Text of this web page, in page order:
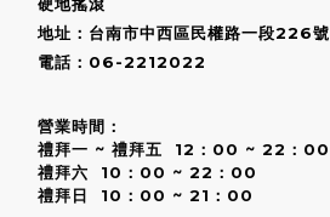
地址：台南市中西區民權路一段226號
電話：06-2212022
營業時間：
禮拜一 ~ 禮拜五 12：00 ~ 22：00
禮拜六 10：00 ~ 22：00
禮拜日 10：00 ~ 21：00